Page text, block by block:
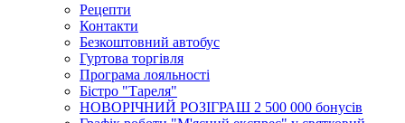
Рецепти
Контакти
Безкоштовний автобус
Гуртова торгівля
Програма лояльності
Бістро "Тареля"
НОВОРІЧНИЙ РОЗІГРАШ 2 500 000 бонусів